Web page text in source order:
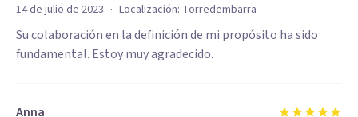
14 de julio de 2023 · Localización: Torredembarra
Su colaboración en la definición de mi propósito ha sido
fundamental. Estoy muy agradecido.
Anna